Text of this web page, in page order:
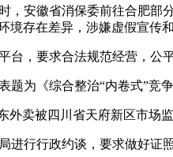
安徽省消保委前往合肥部
存在差异，涉嫌虚假宣传
，要求合法规范经营，公平
《综合整治“内卷式”竞
卖被四川省天府新区市场
行行政约谈，要求做好证